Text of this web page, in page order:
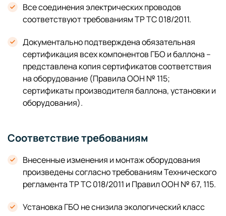
Все соединения электрических проводов
соответствуют требованиям ТР ТС 018/2011.
Документально подтверждена обязательная
сертификация всех компонентов ГБО и баллона –
представлена копия сертификатов соответствия
на оборудование (Правила ООН № 115;
сертификаты производителя баллона, установки и
оборудования).
Соответствие требованиям
Внесенные изменения и монтаж оборудования
произведены согласно требованиям Технического
регламента ТР ТС 018/2011 и Правил ООН № 67, 115.
Установка ГБО не снизила экологический класс